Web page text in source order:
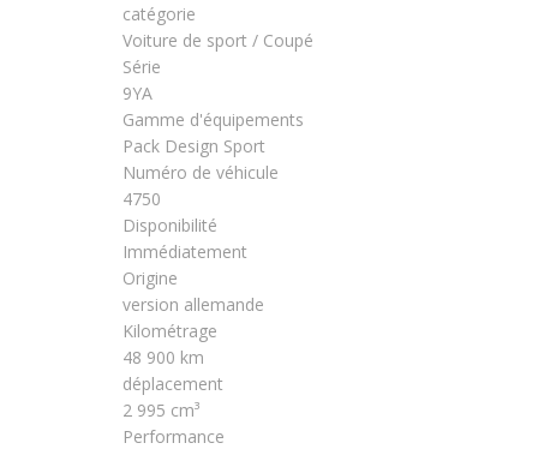
catégorie
Voiture de sport / Coupé
Série
9YA
Gamme d'équipements
Pack Design Sport
Numéro de véhicule
4750
Disponibilité
Immédiatement
Origine
version allemande
Kilométrage
48 900 km
déplacement
2 995 cm³
Performance